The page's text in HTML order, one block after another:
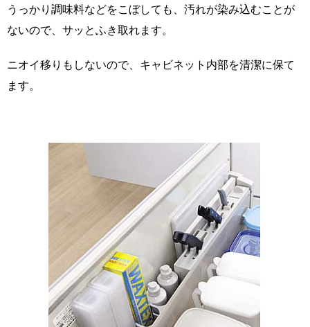
うっかり調味料などをこぼしても、汚れが染み込むことが
ないので、サッとふき取れます。
ニオイ移りもしないので、キャビネット内部を清潔に保て
ます。